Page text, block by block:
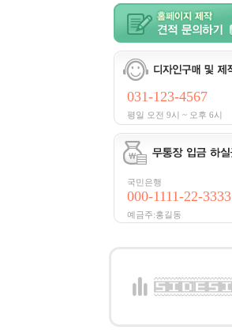
031-123-4567
평일 오전 9시 ~ 오후 6시
국민은행
000-1111-22-3333
예금주:홍길동